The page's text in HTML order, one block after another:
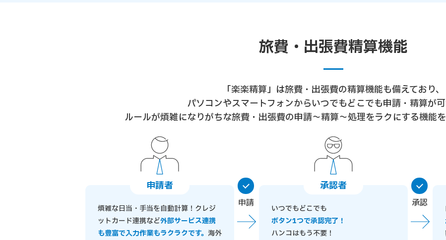
旅費・出張費精算機能
「楽楽精算」は旅費・出張費の精算機能も備えており、
パソコンやスマートフォンからいつでもどこでも申請・精算が可
ルールが煩雑になりがちな旅費・出張費の申請～精算～処理をラクにする機能を
申請者
煩雑な日当・手当を自動計算！クレジ
ットカード連携など外部サービス連携
も豊富で入力作業もラクラクです。 海外
申請
承認者
いつでもどこでも
ボタン1つで承認完了！
ハンコはもう不要！
承認